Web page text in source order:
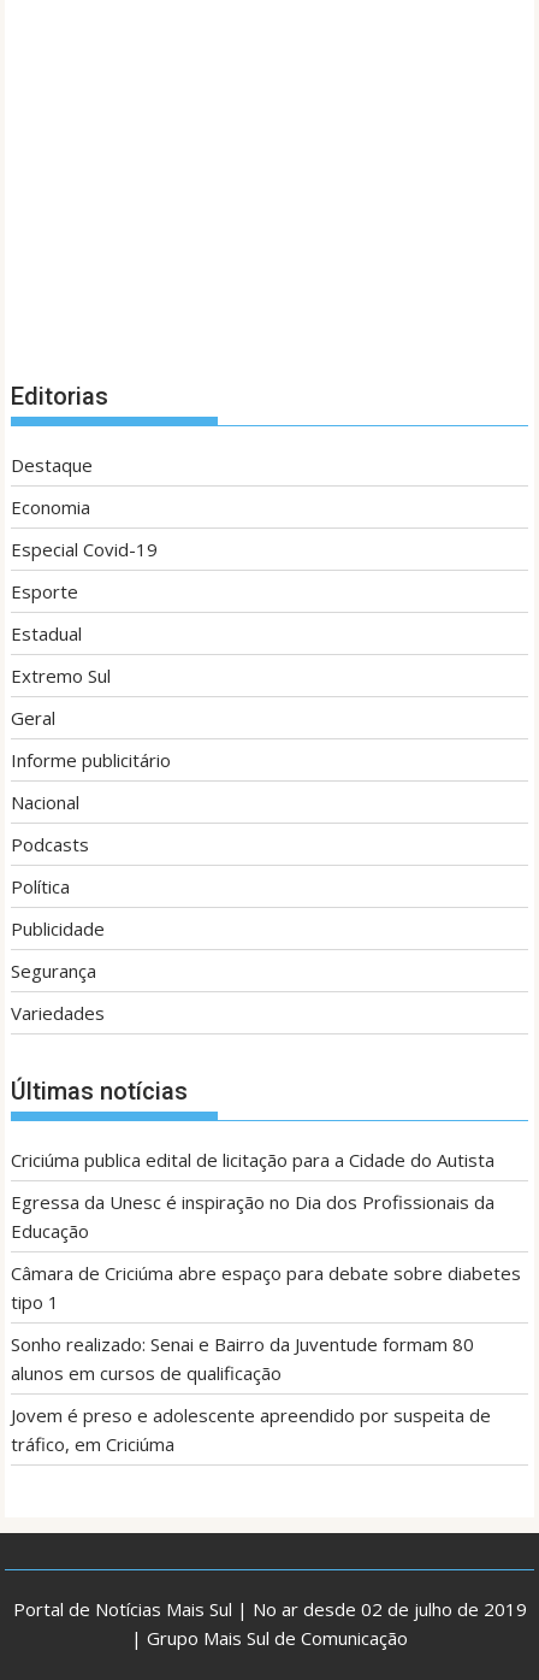
Editorias
Destaque
Economia
Especial Covid-19
Esporte
Estadual
Extremo Sul
Geral
Informe publicitário
Nacional
Podcasts
Política
Publicidade
Segurança
Variedades
Últimas notícias
Criciúma publica edital de licitação para a Cidade do Autista
Egressa da Unesc é inspiração no Dia dos Profissionais da
Educação
Câmara de Criciúma abre espaço para debate sobre diabetes
tipo 1
Sonho realizado: Senai e Bairro da Juventude formam 80
alunos em cursos de qualificação
Jovem é preso e adolescente apreendido por suspeita de
tráfico, em Criciúma
Portal de Notícias Mais Sul | No ar desde 02 de julho de 2019
| Grupo Mais Sul de Comunicação